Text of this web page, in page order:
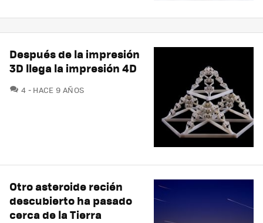
Después de la impresión
3D llega la impresión 4D
4 COMENTARIOS
HACE 9 AÑOS
Otro asteroide recién
descubierto ha pasado
cerca de la Tierra